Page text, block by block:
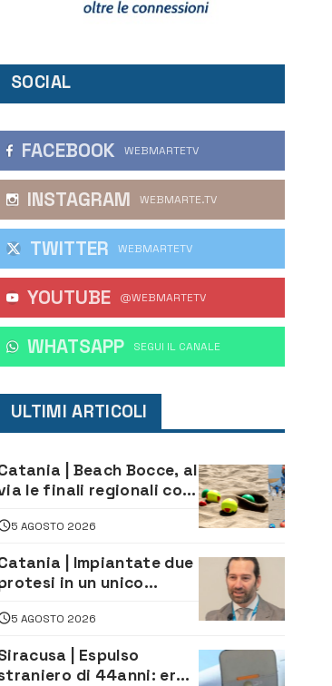
SOCIAL
FACEBOOK WEBMARTETV
INSTAGRAM WEBMARTE.TV
TWITTER WEBMARTETV
YOUTUBE @WEBMARTETV
WHATSAPP ‎SEGUI IL CANALE
ULTIMI ARTICOLI
| Beach Bocce, al
le finali regionali con
5 AGOSTO 2026
| Impiantate due
in un unico
anni. Protagonista il
chirurgo augustano
Mazziotta
5 AGOSTO 2026
| Espulso
di 44anni: era